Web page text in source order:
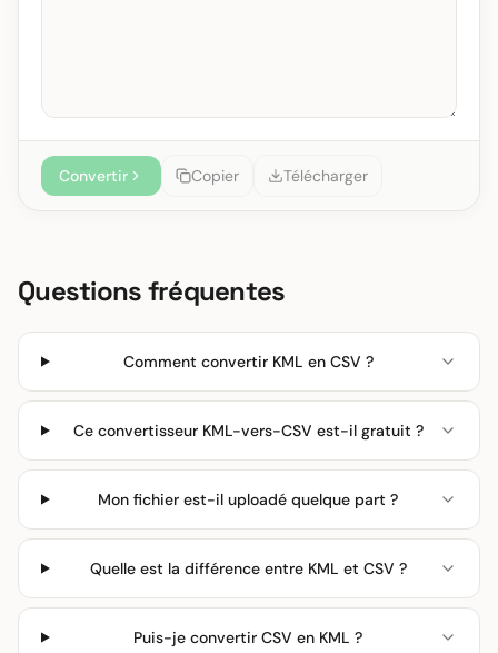
Convertir Copier Télécharger
Questions fréquentes
Comment convertir KML en CSV ?
Ce convertisseur KML-vers-CSV est-il gratuit ?
Mon fichier est-il uploadé quelque part ?
Quelle est la différence entre KML et CSV ?
Puis-je convertir CSV en KML ?